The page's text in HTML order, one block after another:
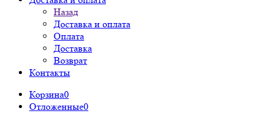
Назад
Доставка и оплата
Оплата
Доставка
Возврат
Контакты
Корзина0
Отложенные0